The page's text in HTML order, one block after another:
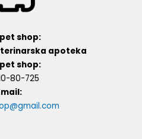
shop:
apoteka
shop:
80-725